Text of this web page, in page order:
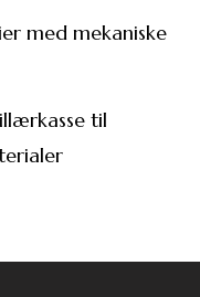
med mekaniske
til